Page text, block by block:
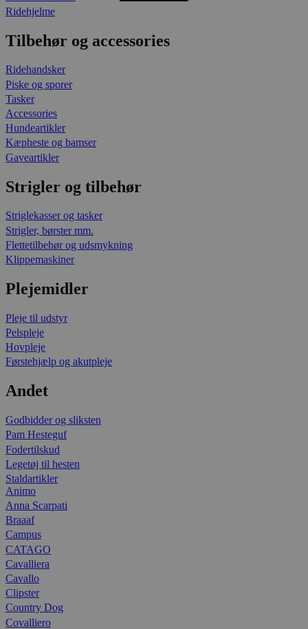
Ridehjelme
Tilbehør og accessories
Ridehandsker
Piske og sporer
Tasker
Accessories
Hundeartikler
Kæpheste og bamser
Gaveartikler
Strigler og tilbehør
Striglekasser og tasker
Strigler, børster mm.
Flettetilbehør og udsmykning
Klippemaskiner
Plejemidler
Pleje til udstyr
Pelspleje
Hovpleje
Førstehjælp og akutpleje
Andet
Godbidder og sliksten
Pam Hesteguf
Fodertilskud
Legetøj til hesten
Staldartikler
Animo
Anna Scarpati
Braaaf
Campus
CATAGO
Cavalliera
Cavallo
Clipster
Country Dog
Covalliero